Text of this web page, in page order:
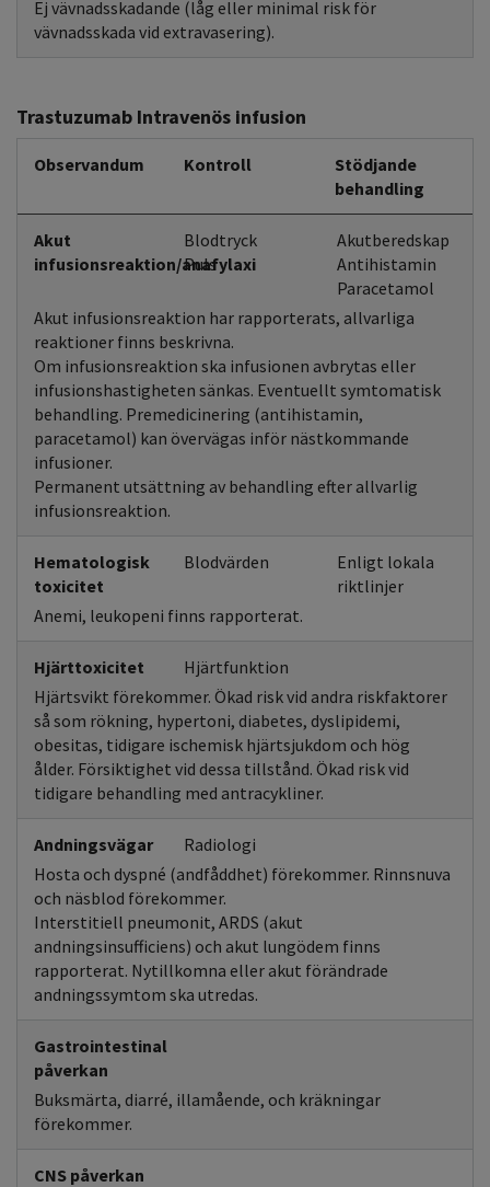
Ej vävnadsskadande (låg eller minimal risk för
vävnadsskada vid extravasering).
Trastuzumab Intravenös infusion
Observandum Kontroll
Stödjande
behandling
Akut
infusionsreaktion/anafylaxi
Blodtryck
Akutberedskap
Puls
Antihistamin
Paracetamol
Akut infusionsreaktion har rapporterats, allvarliga
reaktioner finns beskrivna.
Om infusionsreaktion ska infusionen avbrytas eller
infusionshastigheten sänkas. Eventuellt symtomatisk
behandling. Premedicinering (antihistamin,
paracetamol) kan övervägas inför nästkommande
infusioner.
Permanent utsättning av behandling efter allvarlig
infusionsreaktion.
Hematologisk
toxicitet
Blodvärden
Enligt lokala
riktlinjer
Anemi, leukopeni finns rapporterat.
Hjärttoxicitet
Hjärtfunktion
Hjärtsvikt förekommer. Ökad risk vid andra riskfaktorer
så som rökning, hypertoni, diabetes, dyslipidemi,
obesitas, tidigare ischemisk hjärtsjukdom och hög
ålder. Försiktighet vid dessa tillstånd. Ökad risk vid
tidigare behandling med antracykliner.
Andningsvägar
Radiologi
Hosta och dyspné (andfåddhet) förekommer. Rinnsnuva
och näsblod förekommer.
Interstitiell pneumonit, ARDS (akut
andningsinsufficiens) och akut lungödem finns
rapporterat. Nytillkomna eller akut förändrade
andningssymtom ska utredas.
Gastrointestinal
påverkan
Buksmärta, diarré, illamående, och kräkningar
förekommer.
CNS påverkan